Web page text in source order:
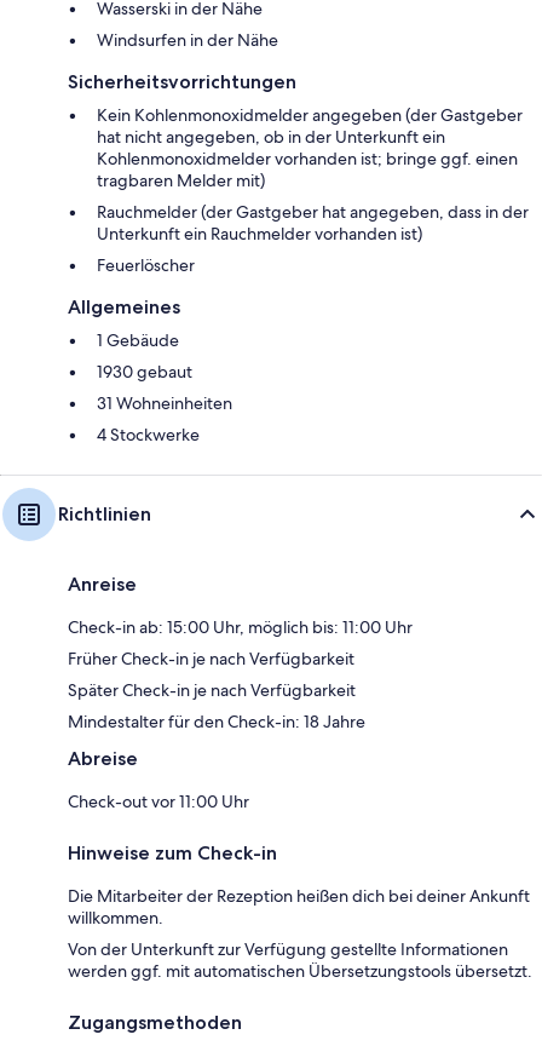
Wasserski in der Nähe
Windsurfen in der Nähe
Sicherheitsvorrichtungen
Kein Kohlenmonoxidmelder angegeben (der Gastgeber
hat nicht angegeben, ob in der Unterkunft ein
Kohlenmonoxidmelder vorhanden ist; bringe ggf. einen
tragbaren Melder mit)
Rauchmelder (der Gastgeber hat angegeben, dass in der
Unterkunft ein Rauchmelder vorhanden ist)
Feuerlöscher
Allgemeines
1 Gebäude
1930 gebaut
31 Wohneinheiten
4 Stockwerke
Richtlinien
Anreise
Check-in ab: 15:00 Uhr, möglich bis: 11:00 Uhr
Früher Check-in je nach Verfügbarkeit
Später Check-in je nach Verfügbarkeit
Mindestalter für den Check-in: 18 Jahre
Abreise
Check-out vor 11:00 Uhr
Hinweise zum Check-in
Die Mitarbeiter der Rezeption heißen dich bei deiner Ankunft
willkommen.
Von der Unterkunft zur Verfügung gestellte Informationen
werden ggf. mit automatischen Übersetzungstools übersetzt.
Zugangsmethoden